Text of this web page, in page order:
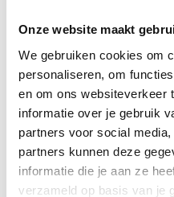
Onze website maakt
We gebruiken cookies om
personaliseren, om
en om ons websiteverkeer
informatie over je gebruik
partners voor social
partners kunnen deze
informatie die je aan ze
verzameld op basis van je
FEUERMEISTER Aramide
BBQ Handschoenen
Ma...
Dit paar hittebestendige
FEUERMEISTER® barbecue ...
Direct leverbaar
29,95